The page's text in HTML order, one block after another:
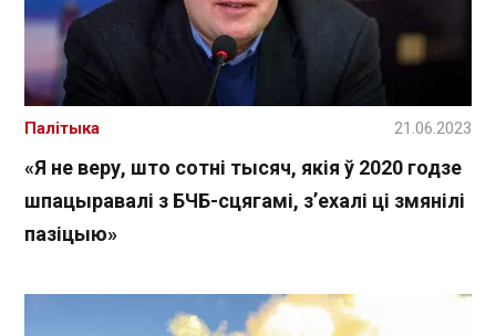
«Я не веру, што сотні тысяч, якія ў 2020 годзе
шпацыравалі з БЧБ-сцягамі, з’ехалі ці змянілі
пазіцыю»
Палітыка 21.06.2023